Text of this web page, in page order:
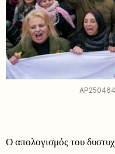
Ο απολογισμός του